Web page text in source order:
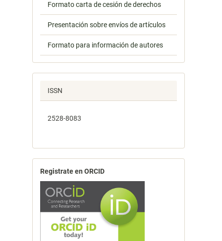
Formato carta de cesión de derechos
Presentación sobre envíos de artículos
Formato para información de autores
ISSN
2528-8083
Registrate en ORCID